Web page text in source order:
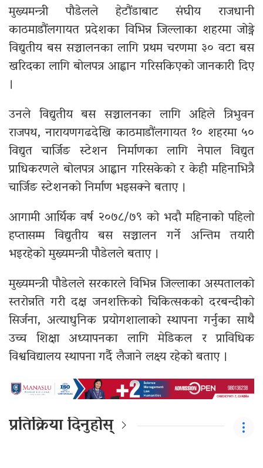
मुख्यमन्त्री पौडेलले हेटौंडाबाट संघीय राजधानी
काठमाडौंलगायत प्रदेशका विभिन्न जिल्लाका शहरमा जोड्ने
विद्युतीय बस सञ्चालनका लागि प्रथम चरणमा ३० वटा बस
खरिदका लागि बोलपत्र आह्वान गरिसकिएको जानकारी दिए
।
उनले विद्युतीय बस सञ्चालनका लागि अहिले त्रिभुवन
राजपथ, नारायणगढदेखि काठमाडौंलगायत १० शहरमा ५०
विद्युत चार्जिङ स्टेशन निर्माणका लागि नेपाल विद्युत
प्राधिकरणले बोलपत्र आह्वान गरिसकेको र केही महिनाभित्रै
चार्जिङ स्टेशनको निर्माण भइसक्ने बताए ।
आगामी आर्थिक वर्ष २०७८/७९ को भदौ महिनाको पहिलो
हप्तासम्म विद्युतीय बस सञ्चालन गर्ने अन्तिम तयारी
भइरहेको मुख्यमन्त्री पौडेलले बताए ।
मुख्यमन्त्री पौडेलले सरकारले विभिन्न जिल्लाका अस्पतालको
स्तरोन्नति गरी दक्ष जनशक्तिको चिकित्सकको दरबन्दीको
सिर्जना, अत्याधुनिक प्रयोगशालाको स्थापना गर्नुका साथै
उच्च शिक्षा अध्यापनका लागि मेडिकल र प्राविधिक
विश्वविद्यालय स्थापना गर्दै लैजाने लक्ष्य रहेको बताए ।
प्रतिक्रिया दिनुहोस्